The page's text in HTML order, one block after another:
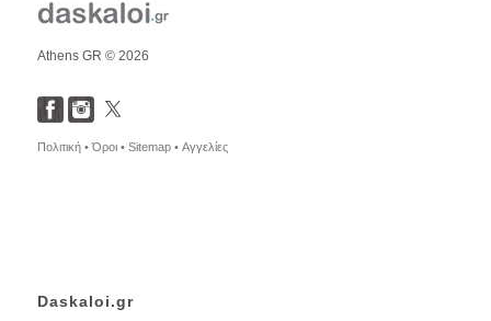
Athens GR © 2026
Πολιτική •Όροι • Sitemap • Αγγελίες
Daskaloi.gr